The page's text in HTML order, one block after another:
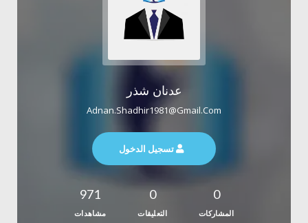
عدنان شذر
Adnan.shadhir1981@gmail.com
تسجيل الدخول
0
المشاركات
0
التعليقات
971
مشاهدات